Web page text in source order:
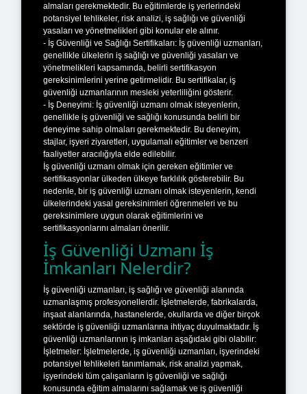
almaları gerekmektedir. Bu eğitimlerde iş yerlerindeki
potansiyel tehlikeler, risk analizi, iş sağlığı ve güvenliği
yasaları ve yönetmelikleri gibi konular ele alınır.
- İş Güvenliği ve Sağlığı Sertifikaları: İş güvenliği uzmanları,
genellikle ülkelerin iş sağlığı ve güvenliği yasaları ve
yönetmelikleri kapsamında, belirli sertifikasyon
gereksinimlerini yerine getirmelidir. Bu sertifikalar, iş
güvenliği uzmanlarının mesleki yeterliliğini gösterir.
- İş Deneyimi: İş güvenliği uzmanı olmak isteyenlerin,
genellikle iş güvenliği ve sağlığı konusunda belirli bir
deneyime sahip olmaları gerekmektedir. Bu deneyim,
stajlar, işyeri ziyaretleri, uygulamalı eğitimler ve benzeri
faaliyetler aracılığıyla elde edilebilir.
İş güvenliği uzmanı olmak için gereken eğitimler ve
sertifikasyonlar ülkeden ülkeye farklılık gösterebilir. Bu
nedenle, bir iş güvenliği uzmanı olmak isteyenlerin, kendi
ülkelerindeki yasal gereksinimleri öğrenmeleri ve bu
gereksinimlere uygun olarak eğitimlerini ve
sertifikasyonlarını almaları önerilir.
İş Güvenliği Uzmanı İş
İmkanları Nelerdir?
İş güvenliği uzmanları, iş sağlığı ve güvenliği alanında
uzmanlaşmış profesyonellerdir. İşletmelerde, fabrikalarda,
inşaat alanlarında, hastanelerde, okullarda ve diğer birçok
sektörde iş güvenliği uzmanlarına ihtiyaç duyulmaktadır. İş
güvenliği uzmanlarının iş imkanları aşağıdaki gibi olabilir:
İşletmeler: İşletmelerde, iş güvenliği uzmanları, işyerindeki
potansiyel tehlikeleri tanımlamak, risk analizi yapmak,
işyerindeki tüm çalışanların iş güvenliği ve sağlığı
konusunda eğitim almalarını sağlamak ve iş güvenliği